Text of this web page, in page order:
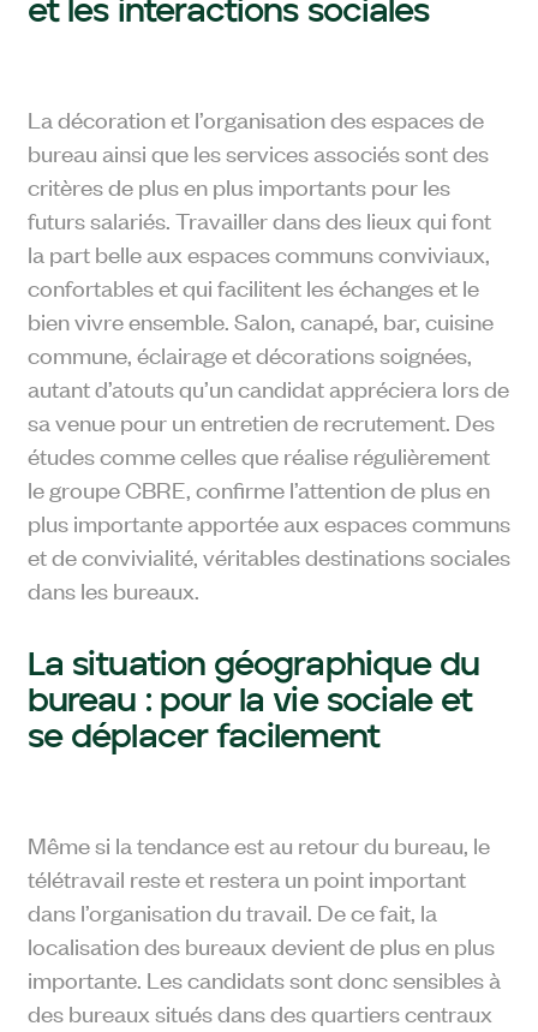
et les interactions sociales
La décoration et l’organisation des espaces de
bureau ainsi que les services associés sont des
critères de plus en plus importants pour les
futurs salariés. Travailler dans des lieux qui font
la part belle aux espaces communs conviviaux,
confortables et qui facilitent les échanges et le
bien vivre ensemble. Salon, canapé, bar, cuisine
commune, éclairage et décorations soignées,
autant d’atouts qu’un candidat appréciera lors de
sa venue pour un entretien de recrutement. Des
études comme celles que réalise régulièrement
le groupe CBRE, confirme l’attention de plus en
plus importante apportée aux espaces communs
et de convivialité, véritables destinations sociales
dans les bureaux.
La situation géographique du
bureau : pour la vie sociale et
se déplacer facilement
Même si la tendance est au retour du bureau, le
télétravail reste et restera un point important
dans l’organisation du travail. De ce fait, la
localisation des bureaux devient de plus en plus
importante. Les candidats sont donc sensibles à
des bureaux situés dans des quartiers centraux